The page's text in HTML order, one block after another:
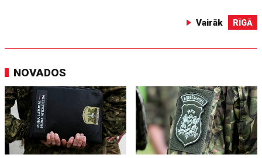
Vairāk RĪGĀ
NOVADOS